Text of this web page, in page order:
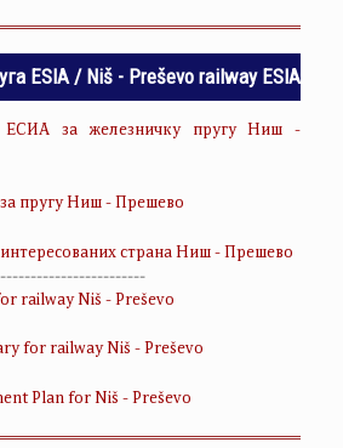
ESIA / Niš - Preševo railway ESIA
ЕСИА за железничку пругу Ниш -
пругу Ниш - Прешево
страна Ниш - Прешево
railway Niš - Preševo
for railway Niš - Preševo
Plan for Niš - Preševo